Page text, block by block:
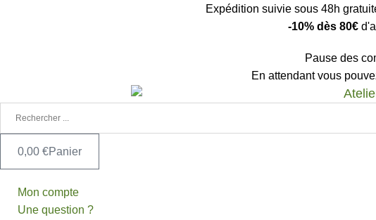
Expédition suivie sous 48h
-10% dès 80€
Pause des
En attendant vous
0,00 €Panier
Mon compte
Une question ?